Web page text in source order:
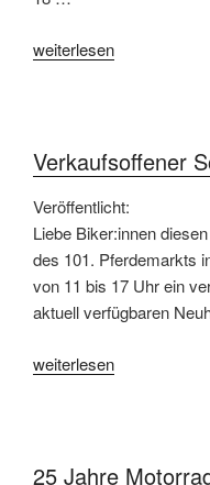
„Der
einen
Motorradführerschein“
weiterlesen
Verkaufsoffener
Veröffentlicht:
Liebe Biker:innen
des 101. Pferdemarkts
von 11 bis 17 Uhr ein
aktuell verfügbaren
„Verkaufsoffener
weiterlesen
25 Jahre